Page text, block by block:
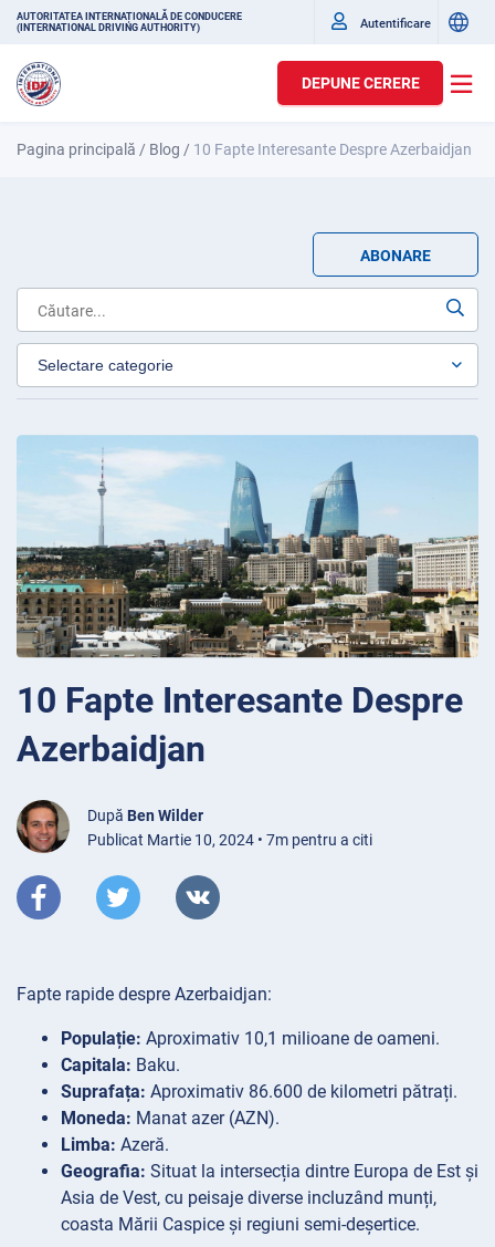
AUTORITATEA INTERNAȚIONALĂ DE CONDUCERE
(INTERNATIONAL DRIVING AUTHORITY)
Autentificare
DEPUNE CERERE
Pagina principală / Blog / 10 Fapte Interesante Despre Azerbaidjan
ABONARE
10 Fapte Interesante Despre
Azerbaidjan
După Ben Wilder
Publicat Martie 10, 2024 • 7m pentru a citi
Fapte rapide despre Azerbaidjan:
Populație: Aproximativ 10,1 milioane de oameni.
Capitala: Baku.
Suprafața: Aproximativ 86.600 de kilometri pătrați.
Moneda: Manat azer (AZN).
Limba: Azeră.
Geografia: Situat la intersecția dintre Europa de Est și
Asia de Vest, cu peisaje diverse incluzând munți,
coasta Mării Caspice și regiuni semi-deșertice.